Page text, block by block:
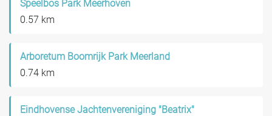
Speelbos Park Meerhoven
0.57 km
Arboretum Boomrijk Park Meerland
0.74 km
Eindhovense Jachtenvereniging "Beatrix"